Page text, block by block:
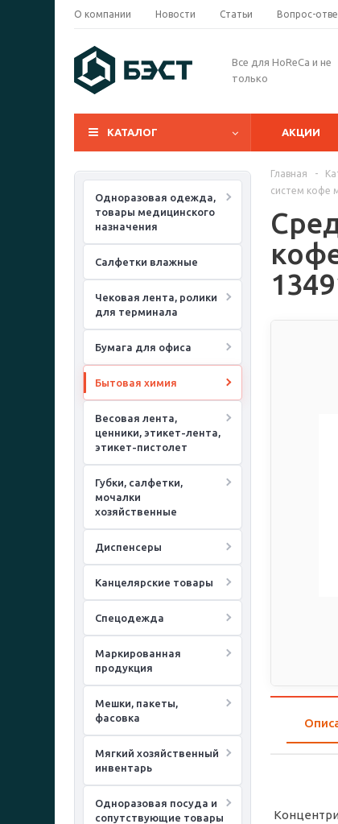
О компании Новости Статьи Вопрос-
Все для HoReCa и не
только
КАТАЛОГ АКЦИИ
Одноразовая одежда,
товары медицинского
назначения
Салфетки влажные
Чековая лента, ролики
для терминала
Бумага для офиса
Бытовая химия
Весовая лента,
ценники, этикет-лента,
этикет-пистолет
Губки, салфетки,
мочалки
хозяйственные
Диспенсеры
Канцелярские товары
Спецодежда
Маркированная
продукция
Мешки, пакеты,
фасовка
Мягкий хозяйственный
инвентарь
Одноразовая посуда и
сопутствующие товары
Главная -
систем кофе